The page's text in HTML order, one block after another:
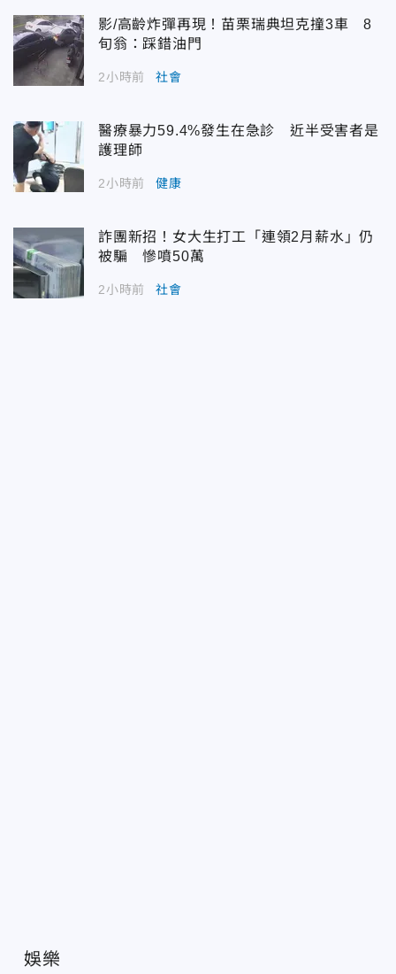
影/高齡炸彈再現！苗栗瑞典坦克撞3車 8
旬翁：踩錯油門
2小時前 社會
醫療暴力59.4%發生在急診 近半受害者是
護理師
2小時前 健康
詐團新招！女大生打工「連領2月薪水」仍
被騙 慘噴50萬
2小時前 社會
娛樂